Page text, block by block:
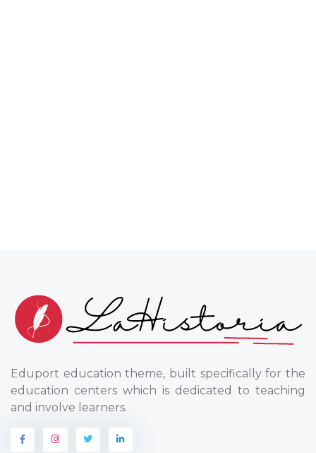
Eduport education theme, built specifically for the
education centers which is dedicated to teaching
and involve learners.